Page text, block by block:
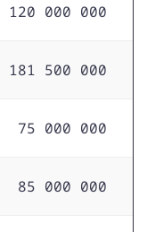
120 000 000
181 500 000
75 000 000
85 000 000